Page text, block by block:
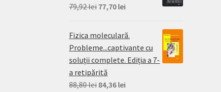
79,92lei Prețul
a
79,92 lei.
77,70 lei
este:
77,70 lei.
Fizica moleculară.
Probleme...captivante cu
soluţii complete. Ediția a 7-
a retipărită
88,80lei Prețul
84,36 lei